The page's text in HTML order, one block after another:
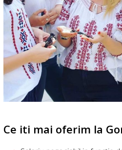
Ce iti mai oferim la